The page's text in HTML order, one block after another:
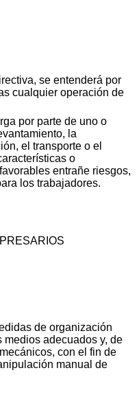
se entenderá por
cualquier operación de
por parte de uno o
la
el transporte o el
o
entrañe riesgos,
los trabajadores.
de organización
adecuados y, de
con el fin de
manual de